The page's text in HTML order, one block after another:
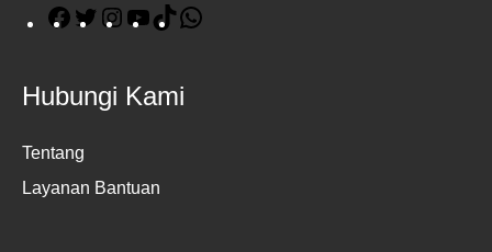
F
e
o
o
T
t
r
I
t
r
Y
T
e
T
T
Hubungi Kami
Tentang
Layanan Bantuan